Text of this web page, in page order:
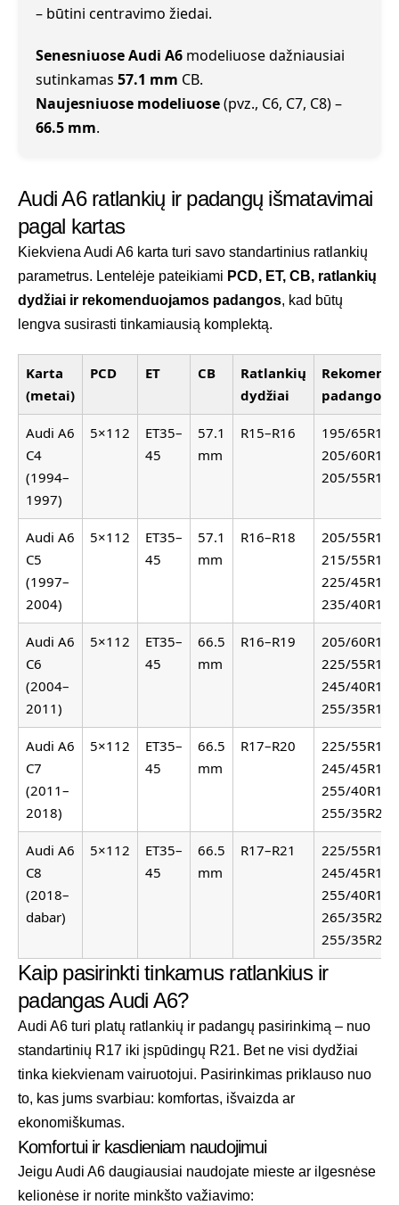
– būtini centravimo žiedai.
Senesniuose Audi A6 modeliuose dažniausiai
sutinkamas 57.1 mm CB.
Naujesniuose modeliuose(pvz., C6, C7, C8) –
66.5 mm.
Audi A6 ratlankių ir padangų išmatavimai
pagal kartas
Kiekviena Audi A6 karta turi savo standartinius ratlankių
parametrus. Lentelėje pateikiami PCD, ET, CB, ratlankių
dydžiai ir rekomenduojamos padangos, kad būtų
lengva susirasti tinkamiausią komplektą.
Karta
(metai)
PCD ET CB
Ratlankių
dydžiai
padangos
Audi A6
C4
(1994–
1997)
5×112
ET35–
45
57.1
mm
R15–R16
195/65R15,
205/60R15,
205/55R16
Audi A6
C5
(1997–
2004)
5×112
ET35–
45
57.1
mm
R16–R18
205/55R16,
215/55R16,
225/45R17,
235/40R18
Audi A6
C6
(2004–
2011)
5×112
ET35–
45
66.5
mm
R16–R19
205/60R16,
225/55R16,
245/40R18,
255/35R19
Audi A6
C7
(2011–
2018)
5×112
ET35–
45
66.5
mm
R17–R20
225/55R17,
245/45R18,
255/40R19,
255/35R20
Audi A6
C8
(2018–
dabar)
5×112
ET35–
45
66.5
mm
R17–R21
225/55R17,
245/45R18,
255/40R19,
265/35R20,
255/35R21
Kaip pasirinkti tinkamus ratlankius ir
padangas Audi A6?
Audi A6 turi platų ratlankių ir padangų pasirinkimą – nuo
standartinių R17 iki įspūdingų R21. Bet ne visi dydžiai
tinka kiekvienam vairuotojui. Pasirinkimas priklauso nuo
to, kas jums svarbiau: komfortas, išvaizda ar
ekonomiškumas.
Komfortui ir kasdieniam naudojimui
Jeigu Audi A6 daugiausiai naudojate mieste ar ilgesnėse
kelionėse ir norite minkšto važiavimo: